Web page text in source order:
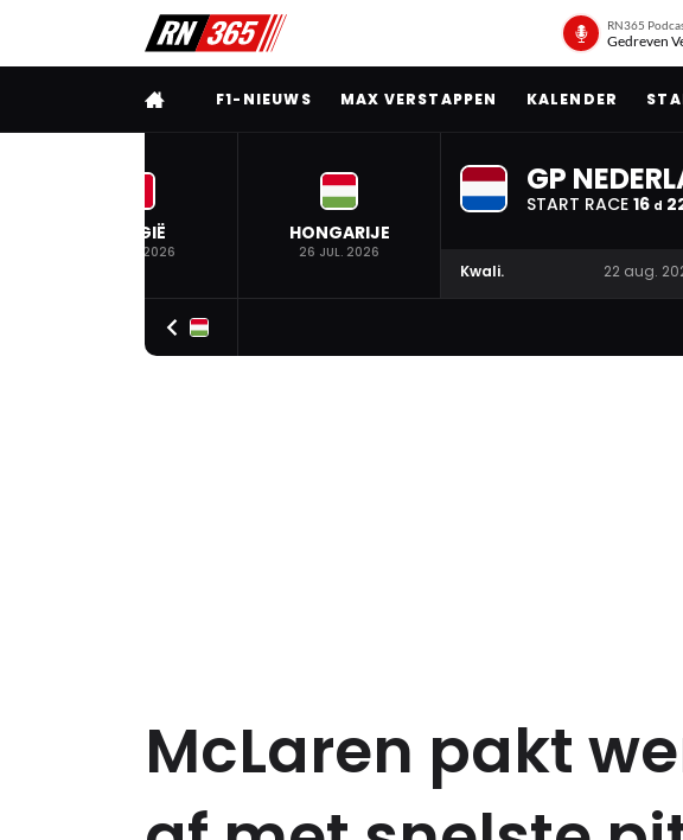
RN365
Gedreven
VOLLEDIG MENU
F1-NIEUWS MAX VERSTAPPEN KALENDER
BELGIË
19 JUL. 2026
HONGARIJE
26 JUL. 2026
GP
START RACE 16 d
Kwali. 22 aug.
McLaren pakt